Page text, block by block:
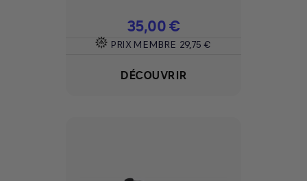
Prix
35,00 €
PRIX MEMBRE 29,75 €
DÉCOUVRIR